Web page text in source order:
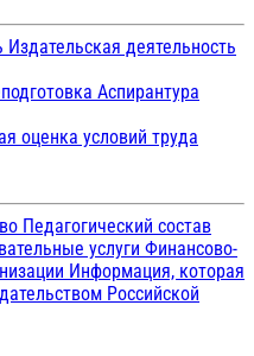
Издательская деятельность
Аспирантура
оценка условий труда
Педагогический состав
услуги Финансово-
Информация, которая
Российской